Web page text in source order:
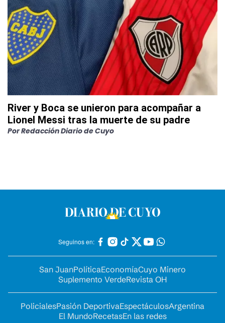
River y Boca se unieron para acompañar a
Lionel Messi tras la muerte de su padre
PorRedacción Diario de Cuyo
Seguinos en:
San JuanPolíticaEconomíaCuyo Minero
Suplemento VerdeRevista OH
PolicialesPasión DeportivaEspectáculosArgentina
El MundoRecetasEn las redes